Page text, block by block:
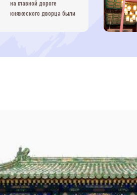
на главной дороге
княжеского дворца были